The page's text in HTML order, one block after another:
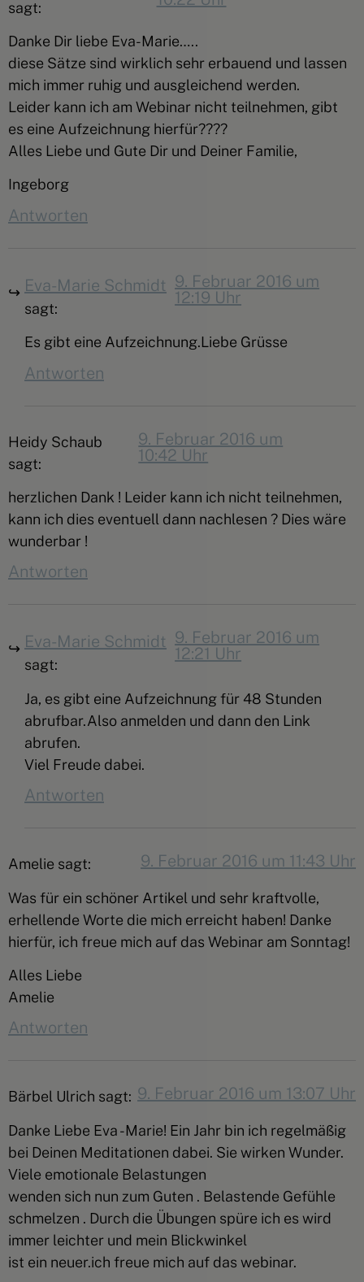
sagt:
Danke Dir liebe Eva-Marie…..
diese Sätze sind wirklich sehr erbauend und lassen
mich immer ruhig und ausgleichend werden.
Leider kann ich am Webinar nicht teilnehmen, gibt
es eine Aufzeichnung hierfür????
Alles Liebe und Gute Dir und Deiner Familie,
Ingeborg
Antworten
Eva-Marie Schmidt
sagt:
9. Februar 2016 um
12:19 Uhr
Es gibt eine Aufzeichnung.Liebe Grüsse
Antworten
Heidy Schaub
sagt:
9. Februar 2016 um
10:42 Uhr
herzlichen Dank ! Leider kann ich nicht teilnehmen,
kann ich dies eventuell dann nachlesen ? Dies wäre
wunderbar !
Antworten
Eva-Marie Schmidt
sagt:
9. Februar 2016 um
12:21 Uhr
Ja, es gibt eine Aufzeichnung für 48 Stunden
abrufbar.Also anmelden und dann den Link
abrufen.
Viel Freude dabei.
Antworten
Amelie sagt: 9. Februar 2016 um 11:43 Uhr
Was für ein schöner Artikel und sehr kraftvolle,
erhellende Worte die mich erreicht haben! Danke
hierfür, ich freue mich auf das Webinar am Sonntag!
Alles Liebe
Amelie
Antworten
Bärbel Ulrich sagt: 9. Februar 2016 um 13:07 Uhr
Danke Liebe Eva -Marie! Ein Jahr bin ich regelmäßig
bei Deinen Meditationen dabei. Sie wirken Wunder.
Viele emotionale Belastungen
wenden sich nun zum Guten . Belastende Gefühle
schmelzen . Durch die Übungen spüre ich es wird
immer leichter und mein Blickwinkel
ist ein neuer.ich freue mich auf das webinar.